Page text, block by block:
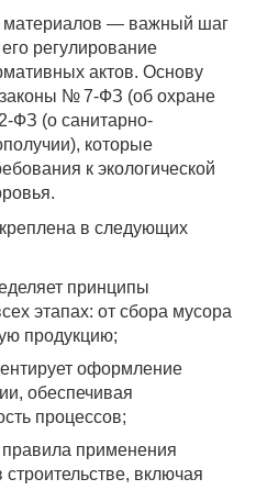
материалов — важный шаг
регулирование
актов. Основу
№ 7-ФЗ (об охране
ФЗ (о санитарно-
которые
к экологической
в следующих
принципы
этапах: от сбора мусора
продукцию;
оформление
обеспечивая
процессов;
применения
включая